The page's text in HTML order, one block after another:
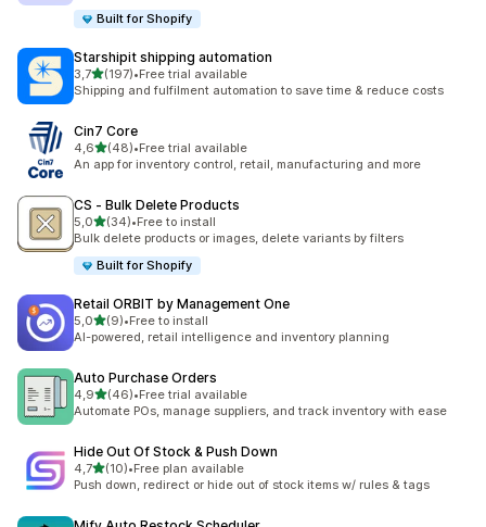
Built for Shopify
Starshipit shipping automation
3,75 yıldız üzerinden
(197)
toplam 197 değerlendirme
•Free trial available
Shipping and fulfilment automation to save time & reduce costs
Cin7 Core
4,65 yıldız üzerinden
(48)
toplam 48 değerlendirme
•Free trial available
An app for inventory control, retail, manufacturing and more
CS ‑ Bulk Delete Products
5,05 yıldız üzerinden
(34)
toplam 34 değerlendirme
•Free to install
Bulk delete products or images, delete variants by filters
Built for Shopify
Retail ORBIT by Management One
5,05 yıldız üzerinden
(9)
toplam 9 değerlendirme
•Free to install
AI-powered, retail intelligence and inventory planning
Auto Purchase Orders
4,95 yıldız üzerinden
(46)
toplam 46 değerlendirme
•Free trial available
Automate POs, manage suppliers, and track inventory with ease
Hide Out Of Stock & Push Down
4,75 yıldız üzerinden
(10)
toplam 10 değerlendirme
•Free plan available
Push down, redirect or hide out of stock items w/ rules & tags